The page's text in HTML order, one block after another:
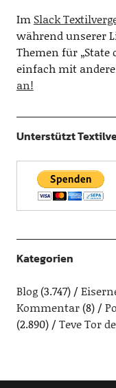
Im Slack
während unserer
Themen für „State
einfach mit
an!
Unterstützt
Kategorien
Blog(3.747)
Kommentar(8)
(2.890)
Teve Tor